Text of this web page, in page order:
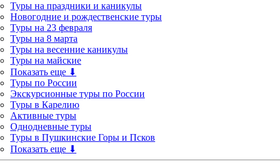
Туры на праздники и каникулы
Новогодние и рождественские туры
Туры на 23 февраля
Туры на 8 марта
Туры на весенние каникулы
Туры на майские
Показать еще ⬇
Туры по России
Экскурсионные туры по России
Туры в Карелию
Активные туры
Однодневные туры
Туры в Пушкинские Горы и Псков
Показать еще ⬇